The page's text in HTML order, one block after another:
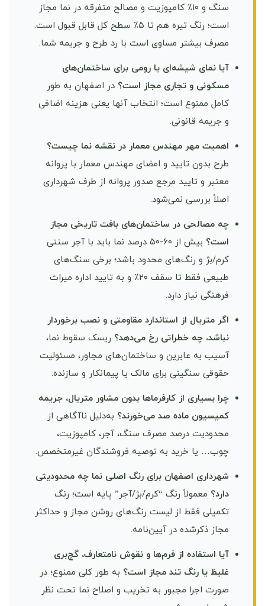
سنگ و ۱۰٪ کامپوزیت و مصالح متفرقه در نما مجاز
است؛ رنگ تیره هم تا ۵٪ سطح کل قابل قبول است.
مصرف بیشتر مساوی است با رد طرح و جریمه شما.
آیا نمای شیشه‌ای یا رومی برای ساختمان‌های
مسکونی و تجاری مجاز است؟ در اصفهان به طور
کامل ممنوع است؛ انتخاب آنها یعنی هزینه اضافی
و جریمه قانونی.
اهمیت مهر مهندس معمار در نقشه نما چیست؟
طرح بدون تایید و امضای مهندس معمار با پروانه
معتبر و تایید مرجع صدور پروانه از طرف شهرداری
اصلاً بررسی نمی‌شود.
چه مصالحی در ساختمان‌های بافت تاریخی مجاز
است؟
بیش از ۶۰-۵۰ درصد نما باید با آجر سنتی
کرم/بژ و رنگ‌های محدود باشد؛ برخی سنگ‌های
طبیعی فقط تا سقف ۲۰٪ و به تایید اداره میراث
فرهنگی نیاز دارد.
اگر متریال از استاندارد مقاومتی و نصب برخوردار
نباشد، چه خطراتی رخ می‌دهد؟ ریسک سقوط نما،
آسیب به عابرین و ساختمان‌های مجاور، مسئولیت
حقوقی سنگینی برای مالک یا پیمانکار و سازنده.
چرا بسیاری از کارفرماها بدون مشاور متریال، جریمه
کمیسیون ماده صد می‌خورند؟ به‌دلیل ناآگاهی از
محدودیت درصد مصرف سنگ، آجر، کامپوزیت،
چوب… یا خرید به توصیه فروشندگان غیرمتخصص.
شهرداری اصفهان برای رنگ اصلی نما چه محدودیتی
دارد؟ معمولاً رنگ “کرم/بژ/آجر” پایه است؛ رنگ
تکمیلی فقط از لیست رنگ‌های روشن مجاز و حداکثر
مجاز ذکرشده در آیین‌نامه.
آیا استفاده از فرم‌ها و نقوش نامتعارف، گچ‌بری
غلیظ یا رنگ تند مجاز است؟ به طور کلی ممنوع؛ در
صورت اجرا مجبور به تخریب و اصلاح نما تحت نظر